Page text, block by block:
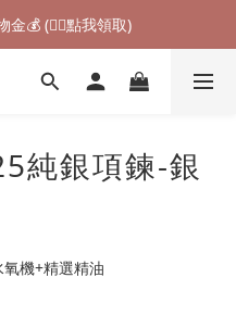
💰 (👉🏻點我領取)
💰 (👉🏻點我領取)
(👉🏻點我探索)
純銀項鍊-銀
機+精選精油